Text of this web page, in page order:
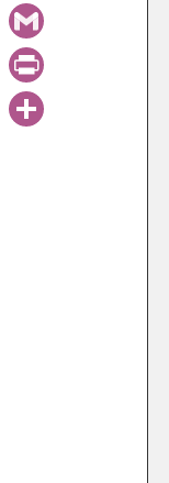
Email
Gmail
PrintFriendly